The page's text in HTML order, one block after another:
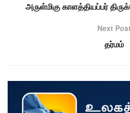
அருள்மிகு காளத்தியப்பர்
Next Post
தர்மம்